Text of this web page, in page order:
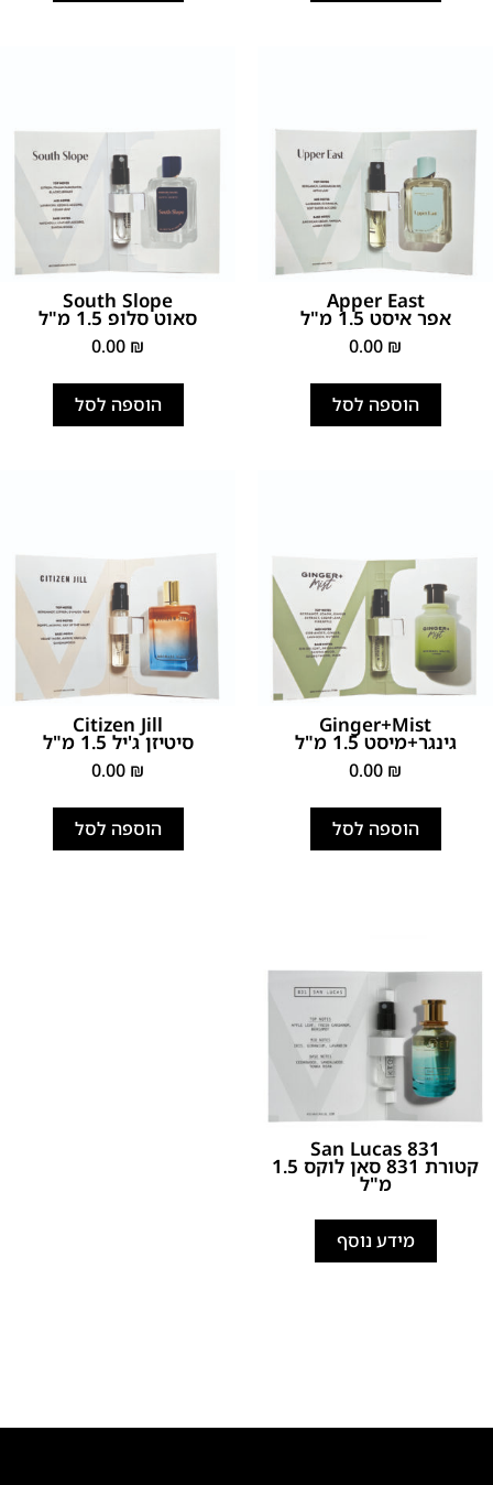
Apper East
אפר איסט 1.5 מ"ל
0.00 ₪
הוספה לסל
South Slope
סאוט סלופ 1.5 מ"ל
0.00 ₪
הוספה לסל
Ginger+Mist
גינגר+מיסט 1.5 מ"ל
0.00 ₪
הוספה לסל
Citizen Jill
סיטיזן ג'יל 1.5 מ"ל
0.00 ₪
הוספה לסל
831 San Lucas
קטורת 831 סאן לוקס 1.5
מ"ל
מידע נוסף